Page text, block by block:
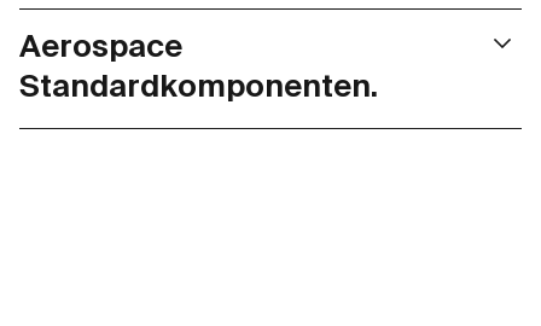
Aerospace
Standardkomponenten.